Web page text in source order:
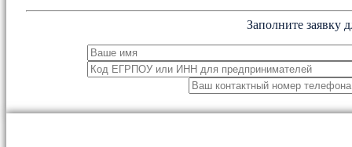
Заполните заявку